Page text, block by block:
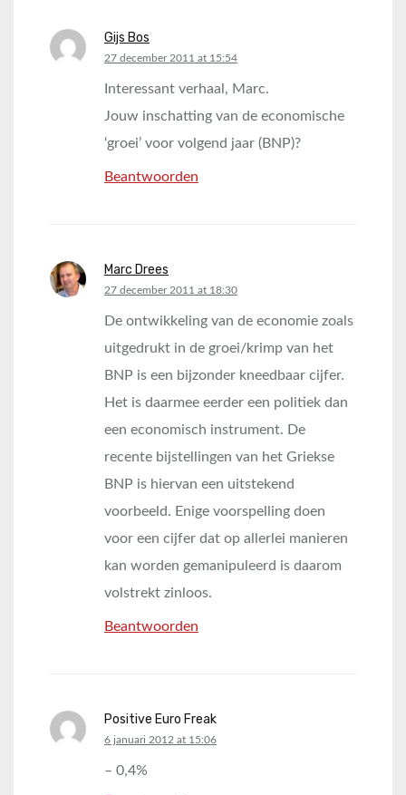
Gijs Bos
says:
27 december 2011 at 15:54
Interessant verhaal, Marc.
Jouw inschatting van de economische
‘groei’ voor volgend jaar (BNP)?
Beantwoorden
Marc Drees
says:
27 december 2011 at 18:30
De ontwikkeling van de economie zoals
uitgedrukt in de groei/krimp van het
BNP is een bijzonder kneedbaar cijfer.
Het is daarmee eerder een politiek dan
een economisch instrument. De
recente bijstellingen van het Griekse
BNP is hiervan een uitstekend
voorbeeld. Enige voorspelling doen
voor een cijfer dat op allerlei manieren
kan worden gemanipuleerd is daarom
volstrekt zinloos.
Beantwoorden
Positive Euro Freak
says:
6 januari 2012 at 15:06
– 0,4%